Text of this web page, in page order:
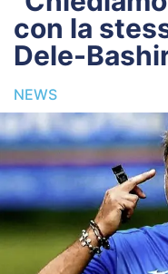
Home
News
Editoriale
Pagelle
Settore
Lazio Women
Calciomercato
con la
Dele-
NEWS